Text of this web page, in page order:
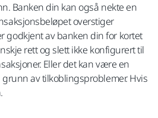
Banken din kan også nekte en
overstiger
godkjent av banken din for kortet
rett og slett ikke konfigurert til
Eller det kan være en
av tilkoblingsproblemer. Hvis